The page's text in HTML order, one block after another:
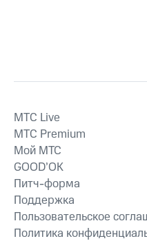
MTС Live
MTС Premium
Мой МТС
GOOD’OK
Питч-форма
Поддержка
Пользовательское
Политика